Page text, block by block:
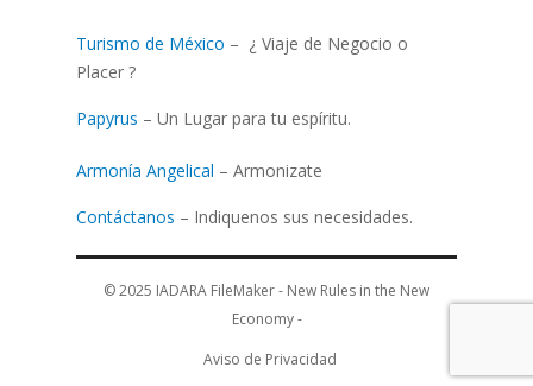
Turismo de México – ¿ Viaje de Negocio o
Placer ?
Papyrus – Un Lugar para tu espíritu.
Armonía Angelical – Armonizate
Contáctanos – Indiquenos sus necesidades.
© 2025 IADARA FileMaker - New Rules in the New
Economy-
Aviso de Privacidad